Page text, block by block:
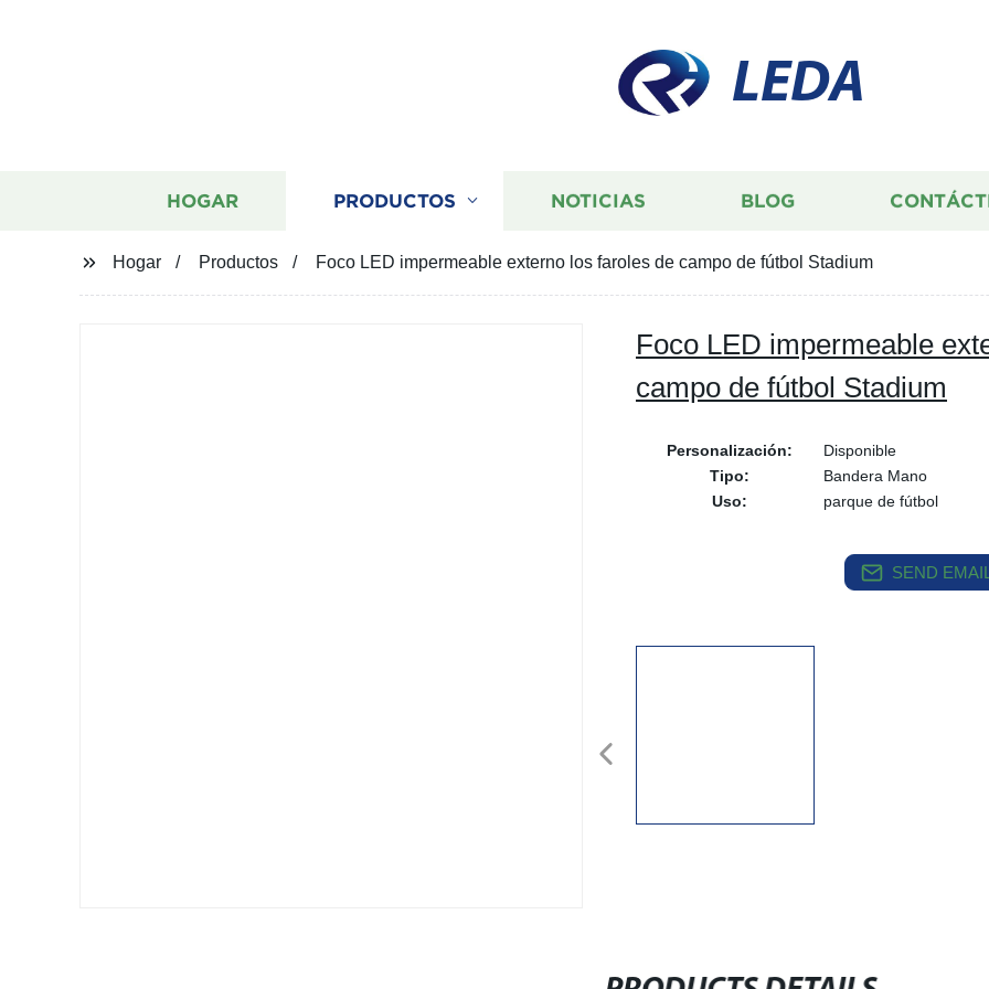
LEDA
HOGAR PRODUCTOS NOTICIAS BLOG
Hogar Productos Foco LED impermeable externo los faroles de campo de fútbol Stadium
Foco LED impermeable
campo de fútbol Stadium
Personalización:
Disponible
Tipo:
Bandera Mano
Uso:
parque de fútbol
SEND